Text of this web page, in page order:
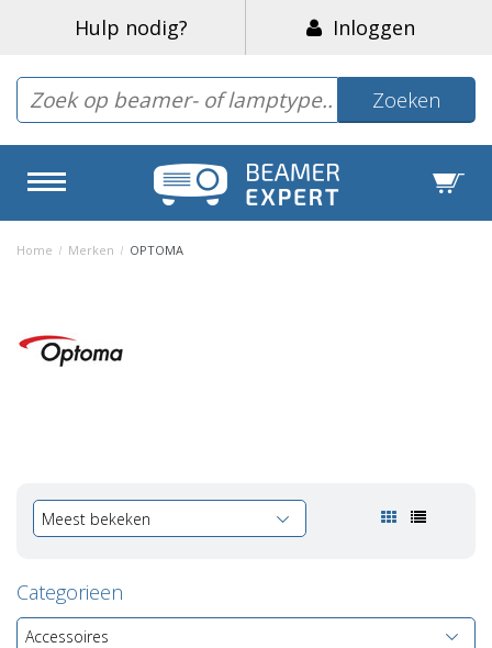
Hulp nodig? Inloggen
Zoeken
Home / Merken / OPTOMA
Meest bekeken
Categorieen
Accessoires